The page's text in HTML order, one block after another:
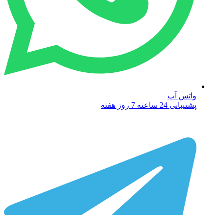
واتس آپ
پشتیبانی 24 ساعته 7 روز هفته